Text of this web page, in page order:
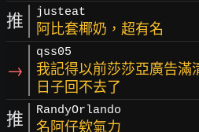
推 justeat
阿比套椰奶，超有名
→
qss05
我記得以前莎莎亞廣告滿
日子回不去了
推 RandyOrlando
名阿仔欸氣力